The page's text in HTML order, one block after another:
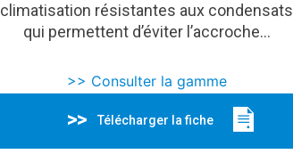
climatisation résistantes aux condensats
qui permettent d’éviter l’accroche…
>> Consulter la gamme
Télécharger la fiche